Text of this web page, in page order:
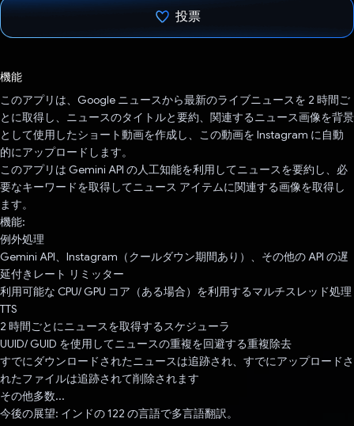
投票
機能
このアプリは、Google ニュースから最新のライブニュースを 2 時間ご
とに取得し、ニュースのタイトルと要約、関連するニュース画像を背景
として使用したショート動画を作成し、この動画を Instagram に自動
的にアップロードします。
このアプリは Gemini API の人工知能を利用してニュースを要約し、必
要なキーワードを取得してニュース アイテムに関連する画像を取得し
ます。
機能:
例外処理
Gemini API、Instagram（クールダウン期間あり）、その他の API の遅
延付きレート リミッター
利用可能な CPU/ GPU コア（ある場合）を利用するマルチスレッド処理
TTS
2 時間ごとにニュースを取得するスケジューラ
UUID/ GUID を使用してニュースの重複を回避する重複除去
すでにダウンロードされたニュースは追跡され、すでにアップロードさ
れたファイルは追跡されて削除されます
その他多数...
今後の展望: インドの 122 の言語で多言語翻訳。